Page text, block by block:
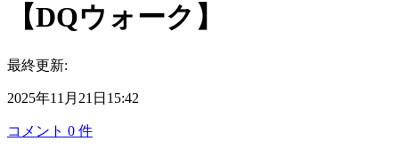
【DQウォーク】
最終更新:
2025年11月21日15:42
コメント 0 件